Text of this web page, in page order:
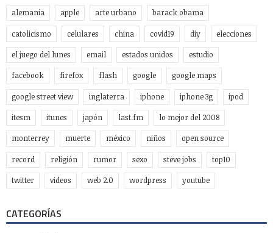
alemania apple arte urbano barack obama
catolicismo celulares china covid19 diy elecciones
el juego del lunes email estados unidos estudio
facebook firefox flash google google maps
google street view inglaterra iphone iphone 3g ipod
itesm itunes japón last.fm lo mejor del 2008
monterrey muerte méxico niños open source
record religión rumor sexo steve jobs top10
twitter videos web 2.0 wordpress youtube
CATEGORÍAS